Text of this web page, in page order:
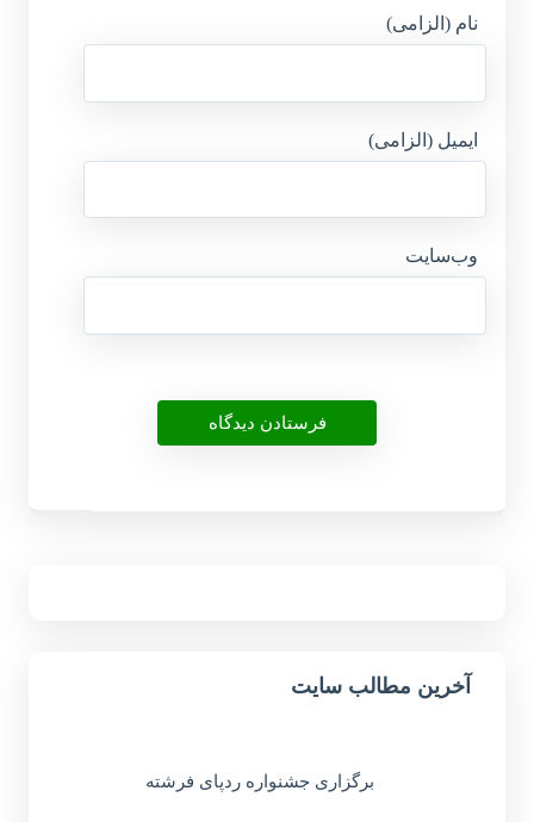
نام (الزامی)
ایمیل (الزامی)
وب‌سایت
آخرین مطالب سایت
برگزاری جشنواره ردپای فرشته